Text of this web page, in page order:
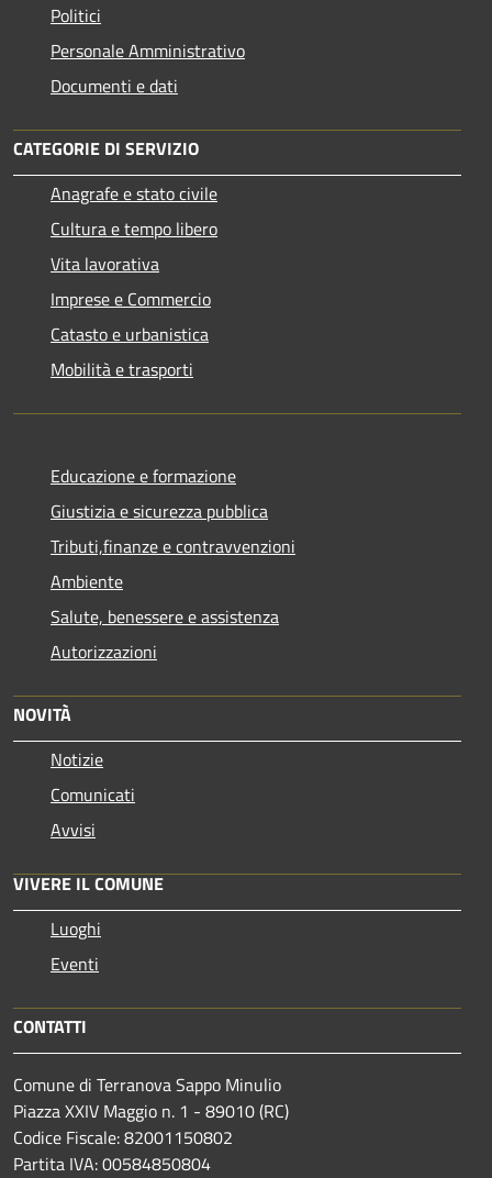
Politici
Personale Amministrativo
Documenti e dati
CATEGORIE DI SERVIZIO
Anagrafe e stato civile
Cultura e tempo libero
Vita lavorativa
Imprese e Commercio
Catasto e urbanistica
Mobilità e trasporti
Educazione e formazione
Giustizia e sicurezza pubblica
Tributi,finanze e contravvenzioni
Ambiente
Salute, benessere e assistenza
Autorizzazioni
NOVITÀ
Notizie
Comunicati
Avvisi
VIVERE IL COMUNE
Luoghi
Eventi
CONTATTI
Comune di Terranova Sappo Minulio
Piazza XXIV Maggio n. 1 - 89010 (RC)
Codice Fiscale: 82001150802
Partita IVA: 00584850804